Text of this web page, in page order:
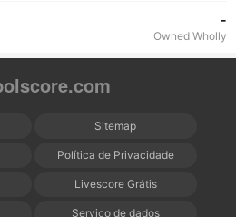
-
Owned Wholly
Sitemap
Política de Privacidade
Livescore Grátis
Serviço de dados